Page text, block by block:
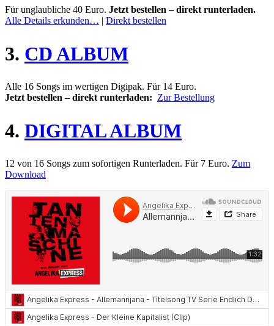
Für unglaubliche 40 Euro. Jetzt bestellen –direkt runterladen.
Alle Details erkunden… | Direkt bestellen
3. CD ALBUM
Alle 16 Songs im wertigen Digipak. Für 14 Euro.
Jetzt bestellen – direkt runterladen: Zur Bestellung
4. DIGITAL ALBUM
12 von 16 Songs zum sofortigen Runterladen. Für 7 Euro. Zum
Download